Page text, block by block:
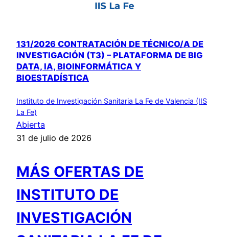
131/2026 CONTRATACIÓN DE TÉCNICO/A DE
INVESTIGACIÓN (T3) – PLATAFORMA DE BIG
DATA, IA, BIOINFORMÁTICA Y
BIOESTADÍSTICA
Instituto de Investigación Sanitaria La Fe de Valencia (IIS
La Fe)
Abierta
31 de julio de 2026
MÁS OFERTAS DE
INSTITUTO DE
INVESTIGACIÓN